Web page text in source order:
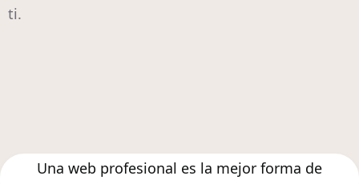
ti.
Una web profesional es la mejor forma de